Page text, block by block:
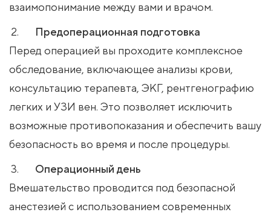
взаимопонимание между вами и врачом.
Предоперационная подготовка
Перед операцией вы проходите комплексное
обследование, включающее анализы крови,
консультацию терапевта, ЭКГ, рентгенографию
легких и УЗИ вен. Это позволяет исключить
возможные противопоказания и обеспечить вашу
безопасность во время и после процедуры.
Операционный день
Вмешательство проводится под безопасной
анестезией с использованием современных